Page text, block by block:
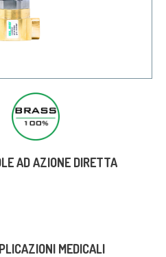
AD AZIONE DIRETTA
MEDICALI